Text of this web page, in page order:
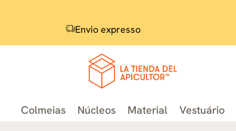
Envio expresso
Colmeias Núcleos Material Vestuário